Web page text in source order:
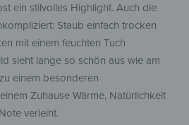
ein stilvolles Highlight. Auch die
Staub einfach trocken
mit einem feuchten Tuch
sieht lange so schön aus wie am
einem besonderen
Zuhause Wärme, Natürlichkeit
verleiht.